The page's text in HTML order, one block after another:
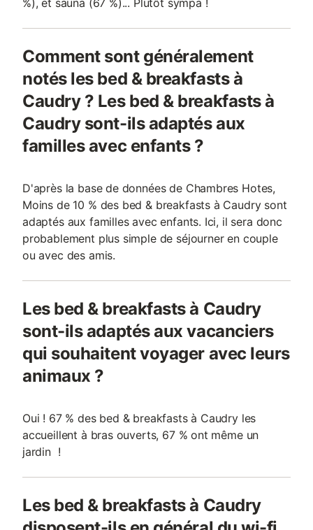
%), et sauna (67 %)... Plutôt sympa !
Comment sont généralement
notés les bed & breakfasts à
Caudry ? Les bed & breakfasts à
Caudry sont-ils adaptés aux
familles avec enfants ?
D'après la base de données de Chambres Hotes,
Moins de 10 % des bed & breakfasts à Caudry sont
adaptés aux familles avec enfants. Ici, il sera donc
probablement plus simple de séjourner en couple
ou avec des amis.
Les bed & breakfasts à Caudry
sont-ils adaptés aux vacanciers
qui souhaitent voyager avec leurs
animaux ?
Oui ! 67 % des bed & breakfasts à Caudry les
accueillent à bras ouverts, 67 % ont même un
jardin !
Les bed & breakfasts à Caudry